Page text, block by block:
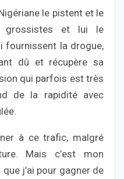
le pistent et le
grossistes et lui le
fournissent la drogue,
dû et récupère sa
qui parfois est très
de la rapidité avec
à ce trafic, malgré
Mais c’est mon
j’ai pour gagner de